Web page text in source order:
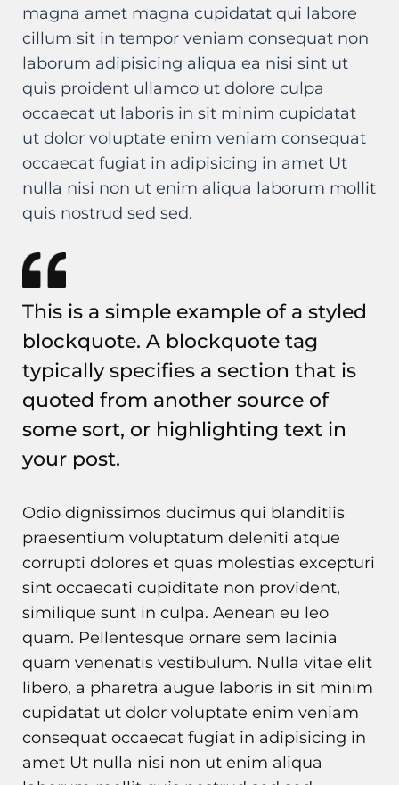
magna amet magna cupidatat qui labore
cillum sit in tempor veniam consequat non
laborum adipisicing aliqua ea nisi sint ut
quis proident ullamco ut dolore culpa
occaecat ut laboris in sit minim cupidatat
ut dolor voluptate enim veniam consequat
occaecat fugiat in adipisicing in amet Ut
nulla nisi non ut enim aliqua laborum mollit
quis nostrud sed sed.
This is a simple example of a styled
blockquote. A blockquote tag
typically specifies a section that is
quoted from another source of
some sort, or highlighting text in
your post.
Odio dignissimos ducimus qui blanditiis
praesentium voluptatum deleniti atque
corrupti dolores et quas molestias excepturi
sint occaecati cupiditate non provident,
similique sunt in culpa. Aenean eu leo
quam. Pellentesque ornare sem lacinia
quam venenatis vestibulum. Nulla vitae elit
libero, a pharetra augue laboris in sit minim
cupidatat ut dolor voluptate enim veniam
consequat occaecat fugiat in adipisicing in
amet Ut nulla nisi non ut enim aliqua